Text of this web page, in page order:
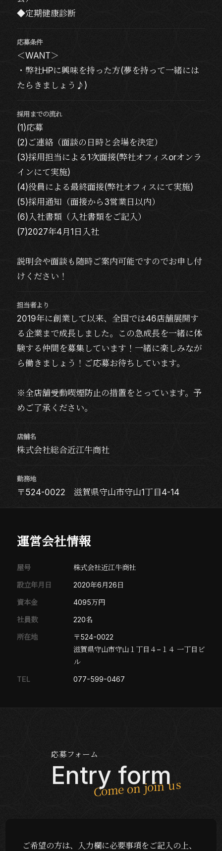
◆定期健康診断
応募条件
＜WANT＞
・弊社HPに興味を持った方(夢を持って一緒には
たらきましょう♪)
採用までの流れ
(1)応募
(2)ご連絡（面談の日時と会場を決定）
(3)採用担当による1次面接(弊社オフィスorオンラ
インにて実施)
(4)役員による最終面接(弊社オフィスにて実施)
(5)採用通知（面接から3営業日以内）
(6)入社書類（入社書類をご記入）
(7)2027年4月1日入社
説明会や面談も随時ご案内可能ですのでお申し付
けください！
担当者より
2019年に創業して以来、全国では46店舗展開す
る企業まで成長しました。この急成長を一緒に体
験する仲間を募集しています！一緒に楽しみなが
ら働きましょう！ご応募お待ちしています。
※全店舗受動喫煙防止の措置をとっています。予
めご了承ください。
店舗名
株式会社総合近江牛商社
勤務地
〒524-0022 滋賀県守山市守山1丁目4-14
運営会社情報
屋号 株式会社近江牛商社
設立年月日 2020年6月26日
資本金 4095万円
社員数 220名
所在地
〒524-0022
滋賀県守山市守山１丁目４−１４ 一丁目ビ
ル
TEL 077-599-0467
応募フォーム
Entry form
ご希望の方は、入力欄に必要事項をご記入の上、